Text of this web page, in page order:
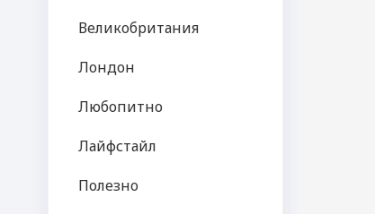
Великобритания
Лондон
Любопитно
Лайфстайл
Полезно